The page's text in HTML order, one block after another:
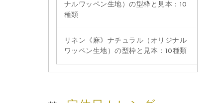
ナルワッペン生地）の型枠と見本：10
種類
リネン《麻》ナチュラル（オリジナル
ワッペン生地）の型枠と見本：10種類